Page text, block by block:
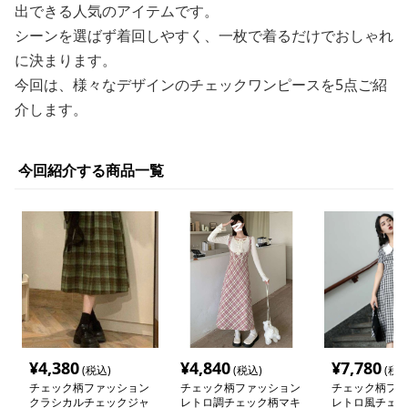
出できる人気のアイテムです。
シーンを選ばず着回しやすく、一枚で着るだけでおしゃれ
に決まります。
今回は、様々なデザインのチェックワンピースを5点ご紹
介します。
今回紹介する商品一覧
¥4,380(税込)
チェック柄ファッション
クラシカルチェックジャ
¥4,840(税込)
チェック柄ファッション
レトロ調チェック柄マキ
¥7,780(税
チェック柄フ
レトロ風チェ